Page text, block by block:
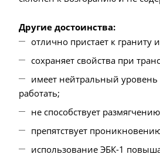
Другие достоинства:
отлично пристает к граниту
сохраняет свойства при
имеет нейтральный уровень
работать;
не способствует
препятствует
использование ЭБК-1